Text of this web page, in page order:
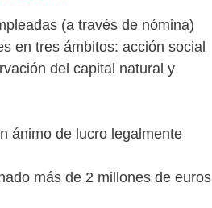
(a través de nómina)
en tres ámbitos: acción social
del capital natural y
ánimo de lucro legalmente
más de 2 millones de euros